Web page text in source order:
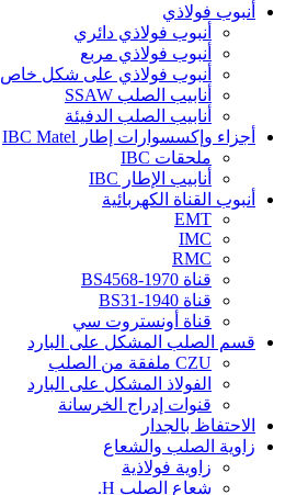
أنبوب فولاذي
أنبوب فولاذي دائري
أنبوب فولاذي مربع
أنبوب فولاذي على شكل خاص
أنابيب الصلب SSAW
أنابيب الصلب الدفيئة
أجزاء وإكسسوارات إطار IBC Matel
ملحقات IBC
أنابيب الإطار IBC
أنبوب القناة الكهربائية
EMT
IMC
RMC
قناة BS4568-1970
قناة BS31-1940
قناة أونستروت سي
قسم الصلب المشكل على البارد
CZU ملفقة من الصلب
الفولاذ المشكل على البارد
قنوات إدراج الخرسانة
الاحتفاظ بالجدار
زاوية الصلب والشعاع
زاوية فولاذية
شعاع الصلب H.